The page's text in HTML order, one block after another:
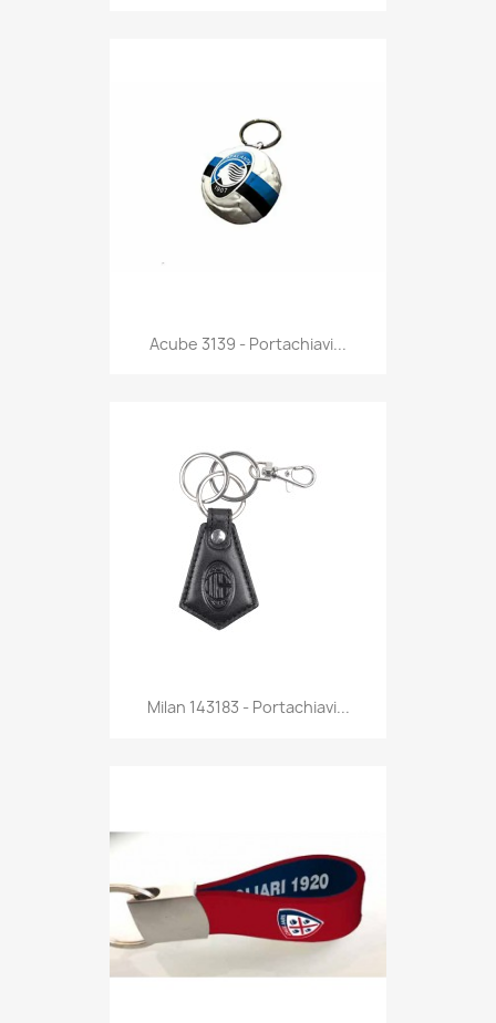
Anteprima
Acube 3139 - Portachiavi...
Anteprima
Milan 143183 - Portachiavi...